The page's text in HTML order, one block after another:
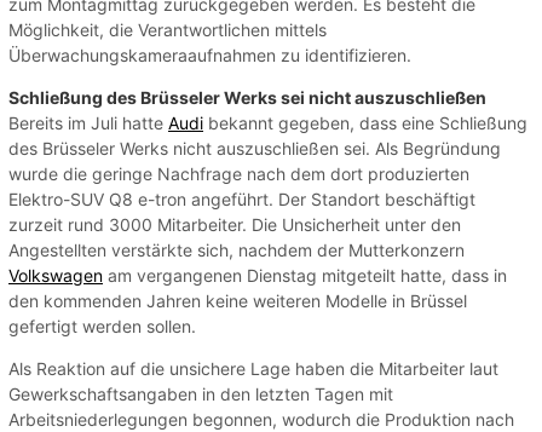
Möglichkeit, die Verantwortlichen mittels
Überwachungskameraaufnahmen zu identifizieren.
Schließung des Brüsseler Werks sei nicht auszuschließen
Bereits im Juli hatte Audi bekannt gegeben, dass eine Schließung
des Brüsseler Werks nicht auszuschließen sei. Als Begründung
wurde die geringe Nachfrage nach dem dort produzierten
Elektro-SUV Q8 e-tron angeführt. Der Standort beschäftigt
zurzeit rund 3000 Mitarbeiter. Die Unsicherheit unter den
Angestellten verstärkte sich, nachdem der Mutterkonzern
Volkswagen am vergangenen Dienstag mitgeteilt hatte, dass in
den kommenden Jahren keine weiteren Modelle in Brüssel
gefertigt werden sollen.
Als Reaktion auf die unsichere Lage haben die Mitarbeiter laut
Gewerkschaftsangaben in den letzten Tagen mit
Arbeitsniederlegungen begonnen, wodurch die Produktion nach